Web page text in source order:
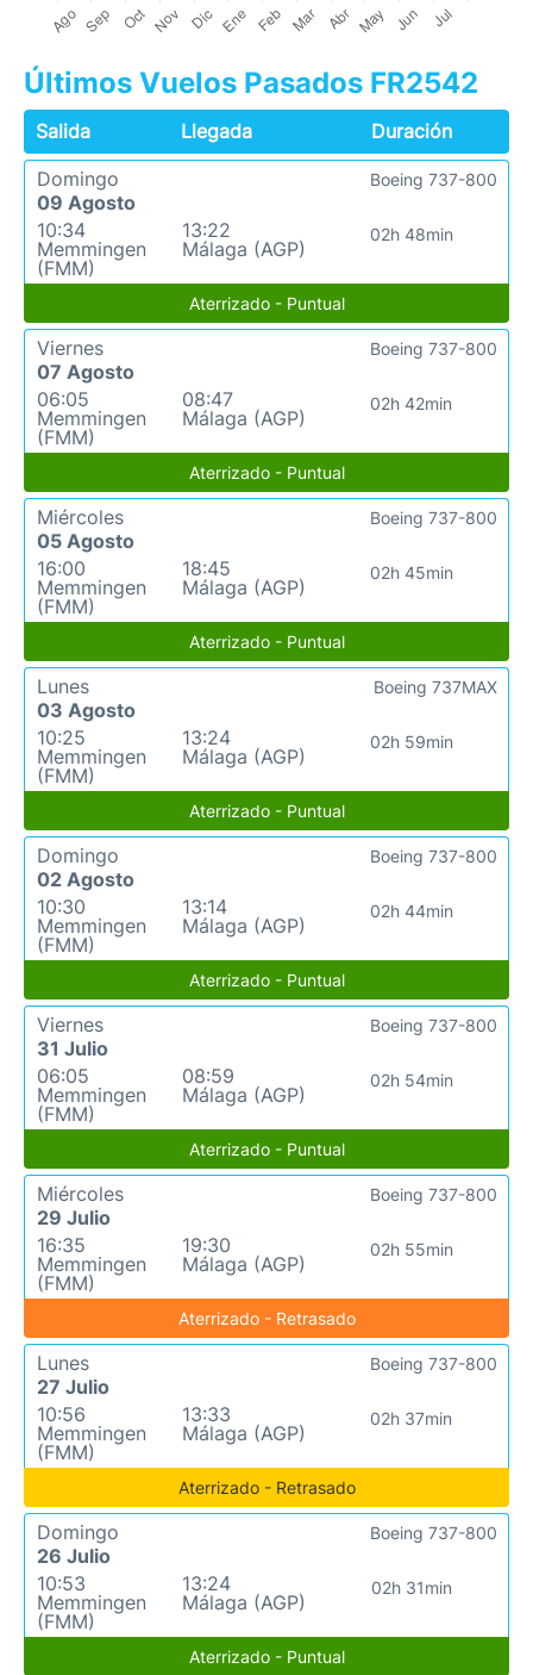
Últimos Vuelos Pasados FR2542
Salida Llegada
Duración
Domingo
09 Agosto
10:34
Memmingen
(FMM)
13:22
Málaga (AGP)
02h 48min
Boeing 737-800
Aterrizado - Puntual
Viernes
07 Agosto
06:05
Memmingen
(FMM)
08:47
Málaga (AGP)
02h 42min
Boeing 737-800
Aterrizado - Puntual
Miércoles
05 Agosto
16:00
Memmingen
(FMM)
18:45
Málaga (AGP)
02h 45min
Boeing 737-800
Aterrizado - Puntual
Lunes
03 Agosto
10:25
Memmingen
(FMM)
13:24
Málaga (AGP)
02h 59min
Boeing 737MAX
Aterrizado - Puntual
Domingo
02 Agosto
10:30
Memmingen
(FMM)
13:14
Málaga (AGP)
02h 44min
Boeing 737-800
Aterrizado - Puntual
Viernes
31 Julio
06:05
Memmingen
(FMM)
08:59
Málaga (AGP)
02h 54min
Boeing 737-800
Aterrizado - Puntual
Miércoles
29 Julio
16:35
Memmingen
(FMM)
19:30
Málaga (AGP)
02h 55min
Boeing 737-800
Aterrizado - Retrasado
Lunes
27 Julio
10:56
Memmingen
(FMM)
13:33
Málaga (AGP)
02h 37min
Boeing 737-800
Aterrizado - Retrasado
Domingo
26 Julio
10:53
Memmingen
(FMM)
13:24
Málaga (AGP)
02h 31min
Boeing 737-800
Aterrizado - Puntual